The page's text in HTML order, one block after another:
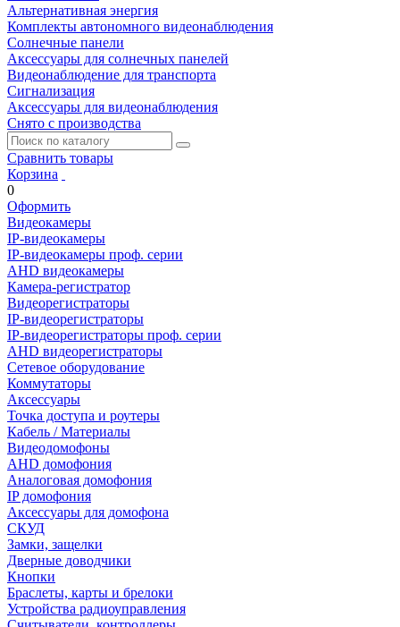
Альтернативная энергия
Комплекты автономного видеонаблюдения
Солнечные панели
Аксессуары для солнечных панелей
Видеонаблюдение для транспорта
Сигнализация
Аксессуары для видеонаблюдения
Снято с производства
Сравнить товары
Корзина
0
Оформить
Видеокамеры
IP-видеокамеры
IP-видеокамеры проф. серии
AHD видеокамеры
Камера-регистратор
Видеорегистраторы
IP-видеорегистраторы
IP-видеорегистраторы проф. серии
AHD видеорегистраторы
Сетевое оборудование
Коммутаторы
Аксессуары
Точка доступа и роутеры
Кабель / Материалы
Видеодомофоны
AHD домофония
Аналоговая домофония
IP домофония
Аксессуары для домофона
СКУД
Замки, защелки
Дверные доводчики
Кнопки
Браслеты, карты и брелоки
Устройства радиоуправления